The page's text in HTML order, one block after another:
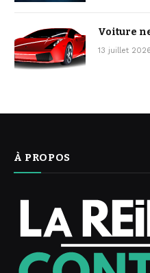
Voiture
13 juillet 2026
À PROPOS